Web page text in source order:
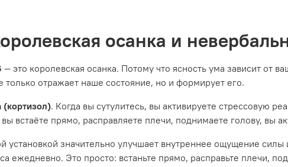
осанка и
— это королевская осанка. Потому что ясность ума зависит от
отражает наше состояние, но и формирует его.
(кортизол). Когда вы сутулитесь, вы активируете стрессовую
вы встаёте прямо, расправляете плечи, поднимаете голову, вы
установкой значительно улучшает внутреннее ощущение
ежедневно. Это просто: встаньте прямо, расправьте плечи,